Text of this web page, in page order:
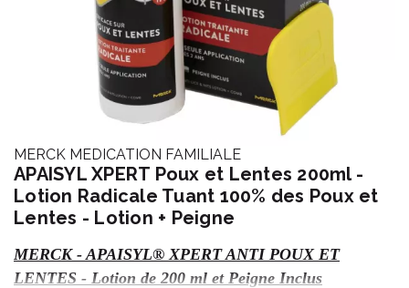
MERCK MEDICATION FAMILIALE
APAISYL XPERT Poux et Lentes 200ml -
Lotion Radicale Tuant 100% des Poux et
Lentes - Lotion + Peigne
MERCK - APAISYL® XPERT ANTI POUX ET
LENTES - Lotion de 200 ml et Peigne Inclus